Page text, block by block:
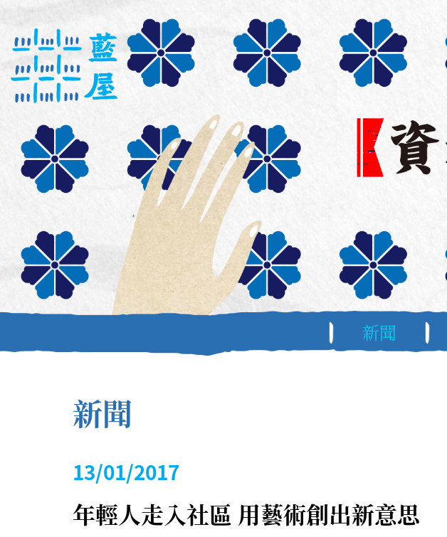
新聞
新聞
13/01/2017
年輕人走入社區 用藝術創出新意思